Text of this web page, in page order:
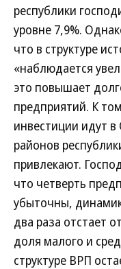
республики
уровне 7,9%.
что в структуре
«наблюдается
это повышает
предприятий. К
инвестиции идут
районов
привлекают.
что четверть
убыточны,
два раза отстает
доля малого и
структуре ВРП